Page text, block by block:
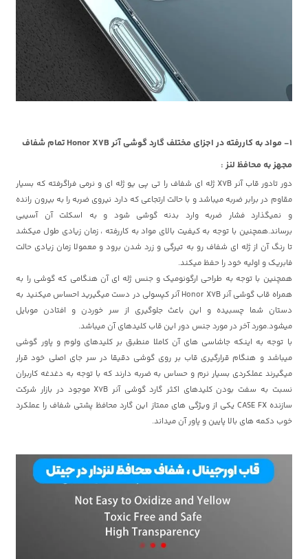
1- مواد به کاررفته در اجزای مختلف گارد گوشی آنر Honor X7B تمام شفاف
مجهز به محافظ لنز :
دور تادور قاب آنر X7B ژله ای شفاف را تی پی یو ژله ای و نرمی فراگرفته که بسیار
مقاوم در برابر ضربه میباشد و با حالت ارتجاعی که دارد نیروی ضربه را به بیرون رانده
و نمیگذارد فشار ضربه وارد بدنه گوشی شود و به اسکلت آن آسیبی
برساند.همچنین با توجه به کیفیت بالای مواد به کاررفته ، زمان زیادی طول میکشد
تا رنگ آن از ژله ای شفاف رو به تیرگی و زرد شدن برود و معمولا زمان زیادی حالت
فابریک و اولیه خود را حفظ میکند.
همچنین با توجه به طراحی ارگونومیک و جنس ژله ای آن هنگامی که گوشی را به
همراه قاب گوشی آنر Honor X7B آنر کپسولی در دست میگیرید احساس میکنید به
دستان شما چسبیده و این باعث جلوگیری از سر خوردن و افتادن موبایل
میشود.مورد آخر در مورد جنس دور این قاب کلیدهای آن میباشد.
با توجه به اینکه جاشاسی های آن کاملا منطبق بر کلیدهای ولوم و پاور گوشی
میباشد و هنگام قرارگیری قاب بر روی گوشی دقیقا در سر جای اصلی خود قرار
میگیرند عملکردی بسیار نرم و حساس به ضربه دارند که با توجه به دغدغه کاربران
نسبت به سفت بودن کلیدهای اکثر گارد گوشی آنر X7B موجود در بازار شرکت
سازنده CASE FX یکی از ویژگی های ممتاز این گارد محافظ پشتی شفاف را عملکرد
خوب دکمه های بالا پایین و پاور آن میداند.